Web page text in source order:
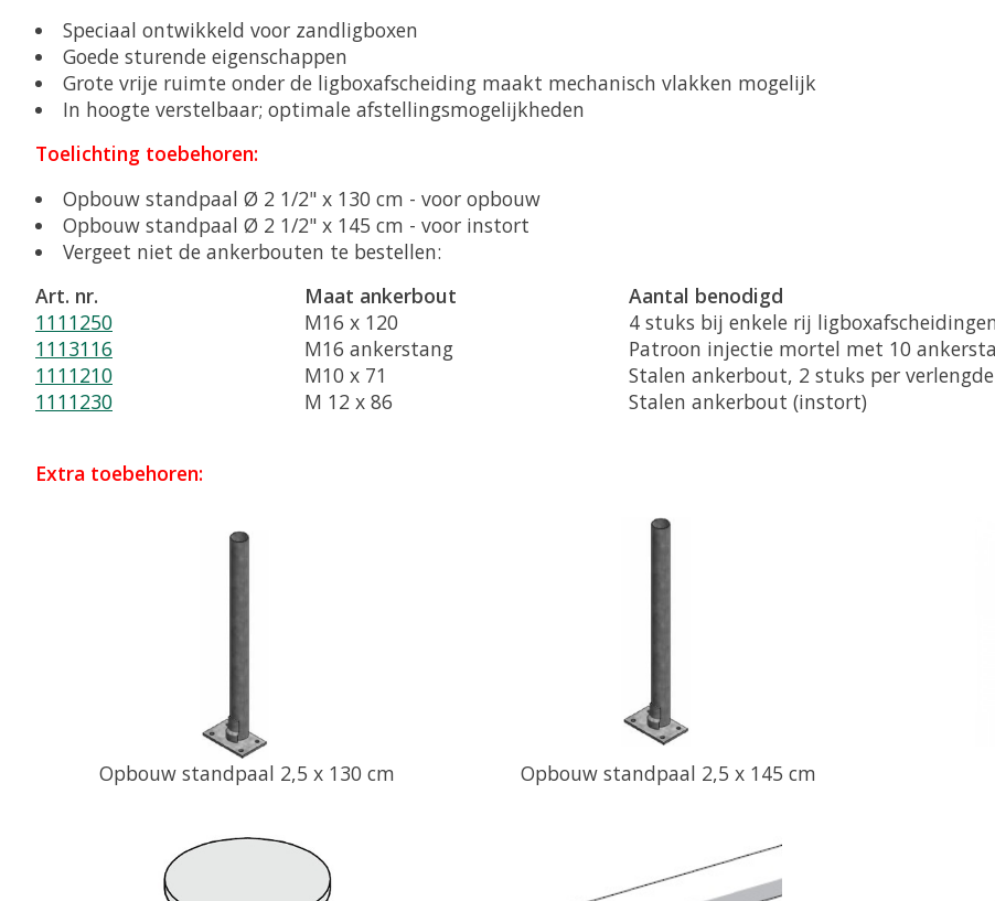
Speciaal ontwikkeld voor zandligboxen
Goede sturende eigenschappen
Grote vrije ruimte onder de ligboxafscheiding maakt mechanisch vlakken mogelijk
In hoogte verstelbaar; optimale afstellingsmogelijkheden
Toelichting toebehoren:
Opbouw standpaal Ø 2 1/2" x 130 cm - voor opbouw
Opbouw standpaal Ø 2 1/2" x 145 cm - voor instort
Vergeet niet de ankerbouten te bestellen:
Art. nr.
Maat ankerbout
Aantal benodigd
1111250
M16 x 120
4 stuks bij enkele rij
1113116
M16 ankerstang
Patroon injectie mortel met 10
1111210
M10 x 71
Stalen ankerbout, 2 stuks per
1111230
M 12 x 86 Stalen ankerbout (instort)
Extra toebehoren:
Opbouw standpaal 2,5 x 130 cm Opbouw standpaal 2,5 x 145 cm